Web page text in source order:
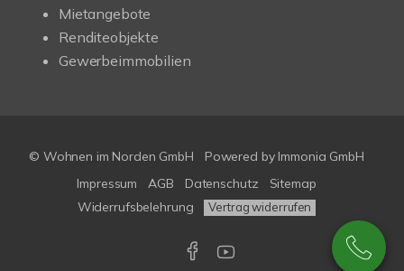
Mietangebote
Renditeobjekte
Gewerbeimmobilien
© Wohnen im Norden GmbH Powered by Immonia GmbH
Impressum
AGB Datenschutz
Sitemap
Widerrufsbelehrung
Vertrag widerrufen